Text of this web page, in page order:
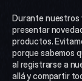
Durante nuestros
presentar
productos.
porque sabemos
al registrarse a
allá y compartir